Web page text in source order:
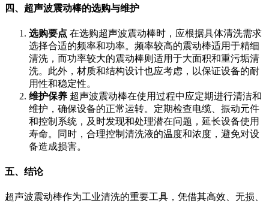
四、超声波震动棒的选购与维护
选购要点 在选购超声波震动棒时，应根据具体清洗需求
选择合适的频率和功率。频率较高的震动棒适用于精细
清洗，而功率较大的震动棒则适用于大面积和重污垢清
洗。此外，材质和结构设计也应考虑，以保证设备的耐
用性和稳定性。
维护保养 超声波震动棒在使用过程中应定期进行清洁和
维护，确保设备的正常运转。定期检查电缆、振动元件
和控制系统，及时发现和处理潜在问题，延长设备使用
寿命。同时，合理控制清洗液的温度和浓度，避免对设
备造成损害。
五、结论
超声波震动棒作为工业清洗的重要工具，凭借其高效、无损、